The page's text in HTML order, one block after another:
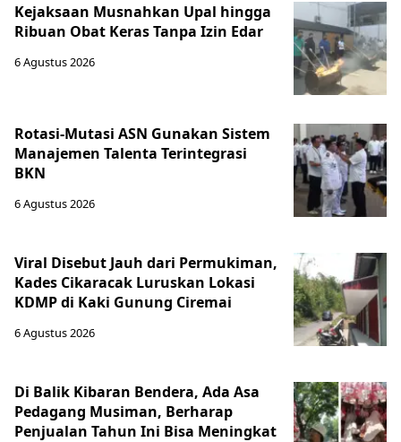
Kejaksaan Musnahkan Upal hingga
Ribuan Obat Keras Tanpa Izin Edar
6 Agustus 2026
Rotasi-Mutasi ASN Gunakan Sistem
Manajemen Talenta Terintegrasi
BKN
6 Agustus 2026
Viral Disebut Jauh dari Permukiman,
Kades Cikaracak Luruskan Lokasi
KDMP di Kaki Gunung Ciremai
6 Agustus 2026
Di Balik Kibaran Bendera, Ada Asa
Pedagang Musiman, Berharap
Penjualan Tahun Ini Bisa Meningkat